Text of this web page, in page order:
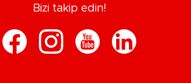
Bizi takip edin!